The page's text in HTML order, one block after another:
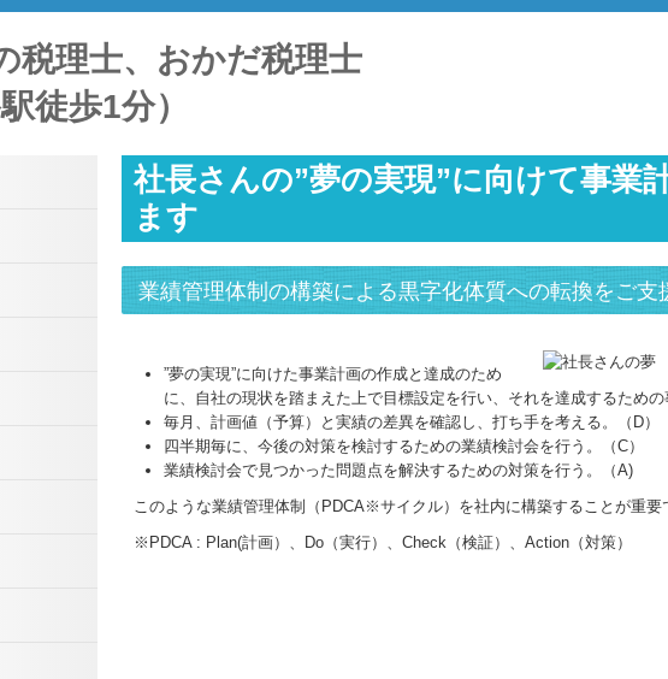
社長さんの”夢の実現”に向けて事業
ます
業績管理体制の構築による黒字化体質への転換をご支
”夢の実現”に向けた事業計画の作成と達成のため
に、自社の現状を踏まえた上で目標設定を行い、それを達成するため
毎月、計画値（予算）と実績の差異を確認し、打ち手を考える。（D）
四半期毎に、今後の対策を検討するための業績検討会を行う。（C）
業績検討会で見つかった問題点を解決するための対策を行う。（A)
このような業績管理体制（PDCA※サイクル）を社内に構築することが重要
※PDCA : Plan(計画）、Do（実行）、Check（検証）、Action（対策）